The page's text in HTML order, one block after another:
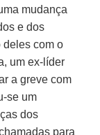
mudança
e dos
deles com o
um ex-líder
a greve com
se um
dos
para